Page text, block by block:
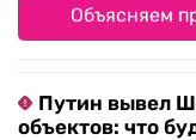
Объясняем
Путин вывел
объектов: что